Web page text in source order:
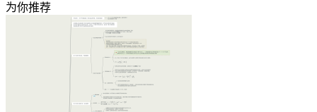
为你推荐